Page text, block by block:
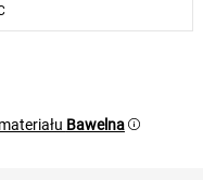
Bawelna